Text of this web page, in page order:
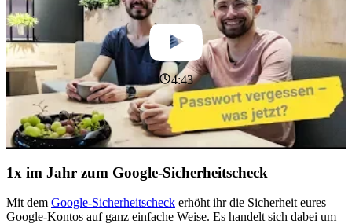
4:43
1x im Jahr zum Google-Sicherheitscheck
Mit dem Google-Sicherheitscheck erhöht ihr die Sicherheit eures
Google-Kontos auf ganz einfache Weise. Es handelt sich dabei um